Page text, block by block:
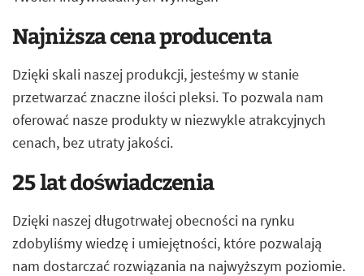
Najniższa cena producenta
Dzięki skali naszej produkcji, jesteśmy w stanie
przetwarzać znaczne ilości pleksi. To pozwala nam
oferować nasze produkty w niezwykle atrakcyjnych
cenach, bez utraty jakości.
25 lat doświadczenia
Dzięki naszej długotrwałej obecności na rynku
zdobyliśmy wiedzę i umiejętności, które pozwalają
nam dostarczać rozwiązania na najwyższym poziomie.